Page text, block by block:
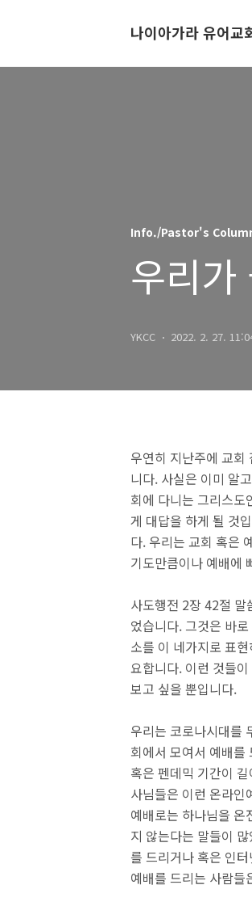
나이아가라 유어교
Info./Pastor's
우리가
YKCC 2022. 2. 27.
우연히 지난주에 교회
니다. 사실은 이미 알
회에 다니는 그리스도
게 대답을 하게 될 것
다. 우리는 교회 혹은
기도만큼이나 예배에
사도행전 2장 42절 말
었습니다. 그것은 바
소를 이 네가지로 표
요합니다. 이런 것들
보고 싶을 뿐입니다.
우리는 코로나시대를
회에서 모여서 예배
혹은 펜데믹 기간이
사님들은 이런 온라인
예배로는 하나님을 온
지 않는다는 말들이
를 드리거나 혹은 인
예배를 드리는 사람들